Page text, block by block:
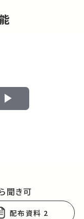
聞き可
配布資料 2